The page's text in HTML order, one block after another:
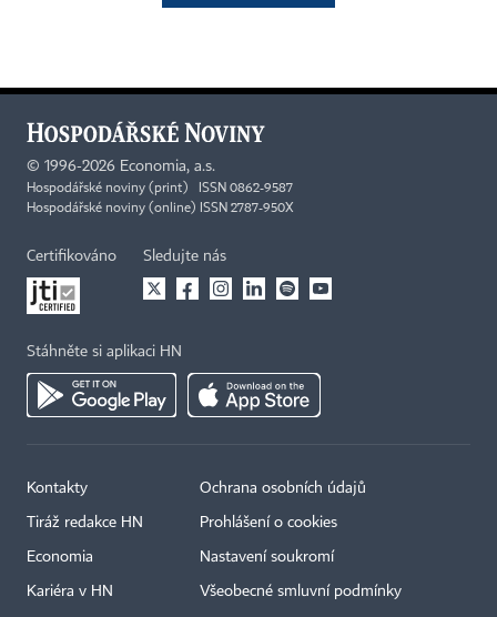
© 1996-2026 Economia, a.s.
Hospodářské noviny (print) ISSN 0862-9587
Hospodářské noviny (online) ISSN 2787-950X
Certifikováno Sledujte nás
Stáhněte si aplikaci HN
Kontakty
Tiráž redakce HN
Economia
Kariéra v HN
Ochrana osobních údajů
Prohlášení o cookies
Nastavení soukromí
Všeobecné smluvní podmínky